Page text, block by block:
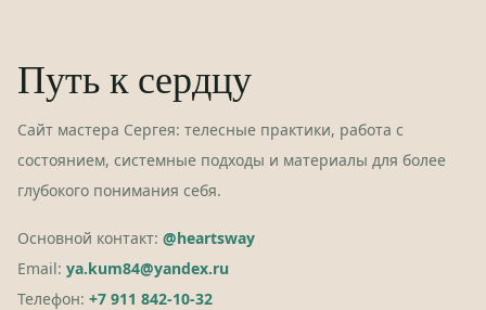
Путь к сердцу
Сайт мастера Сергея: телесные практики, работа с
состоянием, системные подходы и материалы для более
глубокого понимания себя.
Основной контакт: @heartsway
Email: ya.kum84@yandex.ru
Телефон: +7 911 842-10-32